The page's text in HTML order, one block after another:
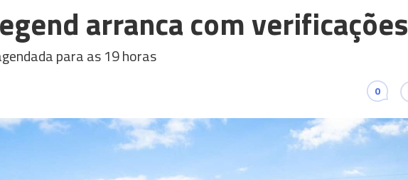
arranca com verificações
para as 19 horas
0